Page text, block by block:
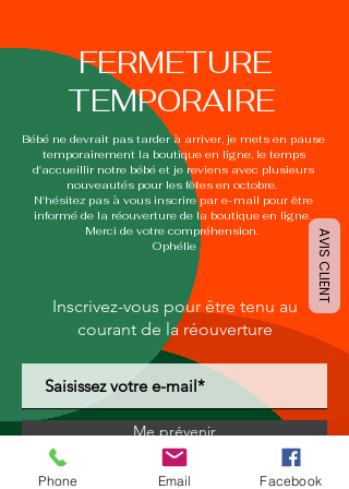
FERMETURE
TEMPORAIRE
Bébé ne devrait pas tarder à arriver, je mets en pause
temporairement la boutique en ligne, le temps
d'accueillir notre bébé et je reviens avec plusieurs
nouveautés pour les fêtes en octobre.
N'hésitez pas à vous inscrire par e-mail pour être
informé de la réouverture de la boutique en ligne.
Merci de votre compréhension.
Ophélie
Inscrivez-vous pour être tenu au
courant de la réouverture
Me prévenir
Phone Email Facebook
AVIS CLIENT